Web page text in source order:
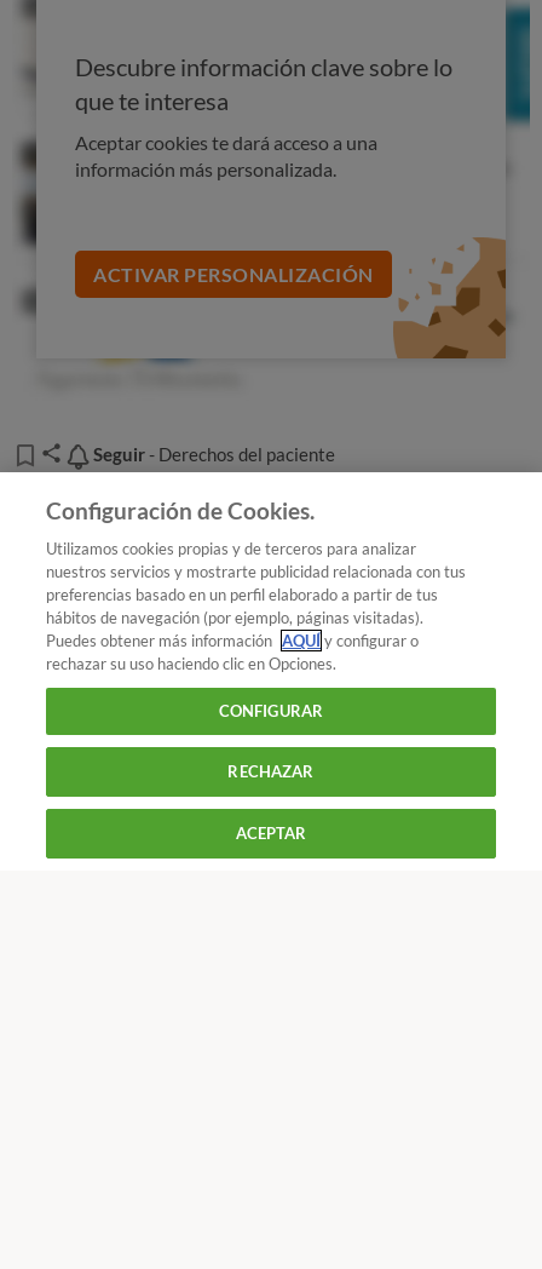
Descubre información clave sobre lo
que te interesa
Aceptar cookies te dará acceso a una
información más personalizada.
ACTIVAR PERSONALIZACIÓN
Seguir
Seguir- Derechos del paciente
Añadir OCU en tus fuentes favoritas de Google
¿Quieres recibir nuestra Newsletter? Crea una cuenta
Salud : Derechos del paciente
Línea OCU Salud: 24
De L a J de 9 a 18 h y V de 9 a 14 h
Configuración de Cookies.
Utilizamos cookies propias y de terceros para analizar
nuestros servicios y mostrarte publicidad relacionada con tus
preferencias basado en un perfil elaborado a partir de tus
hábitos de navegación (por ejemplo, páginas visitadas).
Puedes obtener más información AQUÍy configurar o
rechazar su uso haciendo clic en Opciones.
CONFIGURAR
RECHAZAR
ACEPTAR